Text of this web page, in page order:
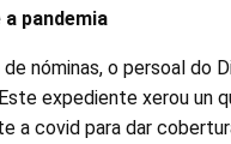
pandemia
nóminas, o persoal do
expediente xerou un
a covid para dar